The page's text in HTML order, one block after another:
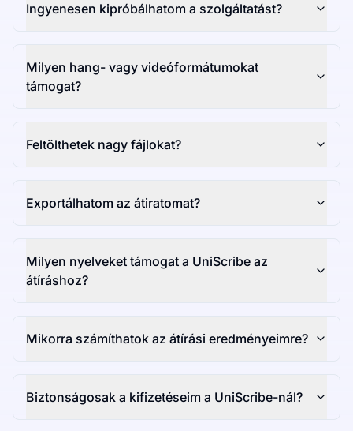
Ingyenesen kipróbálhatom a szolgáltatást?
Milyen hang- vagy videóformátumokat
támogat?
Feltölthetek nagy fájlokat?
Exportálhatom az átiratomat?
Milyen nyelveket támogat a UniScribe az
átíráshoz?
Mikorra számíthatok az átírási eredményeimre?
Biztonságosak a kifizetéseim a UniScribe-nál?